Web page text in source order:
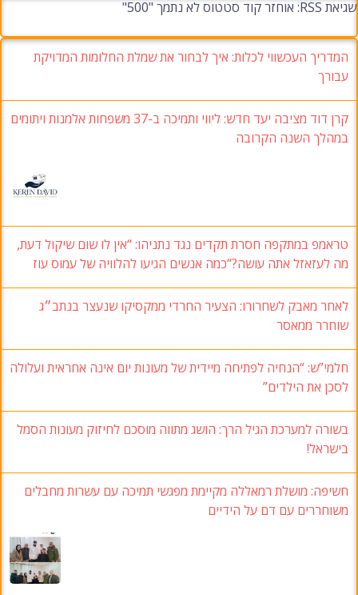
שגיאת RSS: אוחזר קוד סטטוס לא נתמך "500"
המדריך העכשווי לכלות: איך לבחור את שמלת החלומות המדויקת
עבורך
קרן דוד מציבה יעד חדש: ליווי ותמיכה ב-37 משפחות אלמנות ויתומים
במהלך השנה הקרובה
טראמפ במתקפה חסרת תקדים נגד נתניהו: “אין לו שום שיקול דעת,
מה לעזאזל אתה עושה?“כמה אנשים הגיעו להלוויה של עמוס עוז
לאחר מאבק לשחרורו: הצעיר החרדי ממקסיקו שנעצר בנתב״ג
שוחרר ממאסר
חלמי”ש: “הנחיה לפתיחה מיידית של מעונות יום אינה אחראית ועלולה
לסכן את הילדים”
בשורה למערכת הגיל הרך: הושג מתווה מוסכם לחיזוק מעונות הסמל
בישראל!
חשיפה: מושלת רמאללה מקיימת מפגשי תמיכה עם עשרות מחבלים
משוחררים עם דם על הידיים